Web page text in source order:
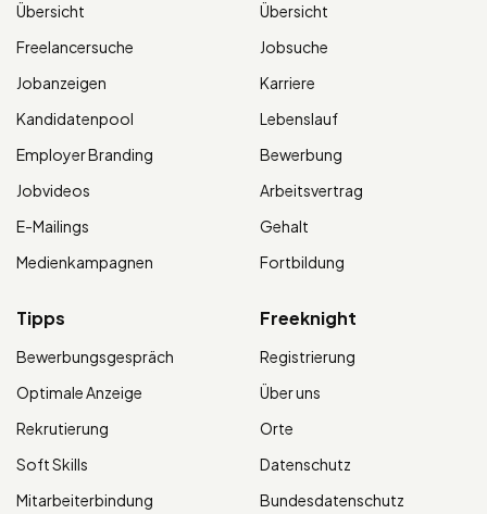
Übersicht
Freelancersuche
Jobanzeigen
Kandidatenpool
Employer Branding
Jobvideos
E-Mailings
Medienkampagnen
Übersicht
Jobsuche
Karriere
Lebenslauf
Bewerbung
Arbeitsvertrag
Gehalt
Fortbildung
Tipps
Bewerbungsgespräch
Optimale Anzeige
Rekrutierung
Soft Skills
Mitarbeiterbindung
Freeknight
Registrierung
Über uns
Orte
Datenschutz
Bundesdatenschutz